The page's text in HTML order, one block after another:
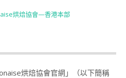
烘焙協會官網」（以下簡稱